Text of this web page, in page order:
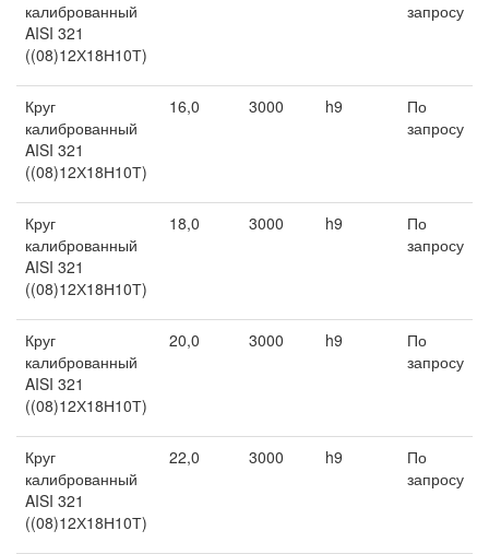
калиброванный
AISI 321
((08)12Х18Н10Т)
запросу
Круг
калиброванный
AISI 321
((08)12Х18Н10Т)
16,0 3000 h9
По
запросу
Круг
калиброванный
AISI 321
((08)12Х18Н10Т)
18,0 3000 h9
По
запросу
Круг
калиброванный
AISI 321
((08)12Х18Н10Т)
20,0 3000 h9
По
запросу
Круг
калиброванный
AISI 321
((08)12Х18Н10Т)
22,0 3000 h9
По
запросу